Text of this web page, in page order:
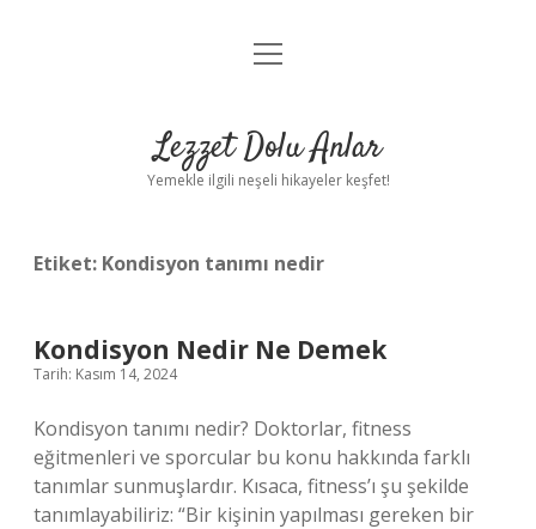
Anasayfa
Yasal Uyarı
menüyü
Lezzet Dolu Anlar
Yemekle ilgili neşeli hikayeler keşfet!
Etiket: Kondisyon tanımı nedir
Kondisyon Nedir Ne Demek
Tarih: Kasım 14, 2024
Kondisyon tanımı nedir? Doktorlar, fitness
eğitmenleri ve sporcular bu konu hakkında farklı
tanımlar sunmuşlardır. Kısaca, fitness’ı şu şekilde
tanımlayabiliriz: “Bir kişinin yapılması gereken bir